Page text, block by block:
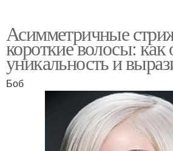
Асимметричные
короткие волосы: как
уникальность и
Боб